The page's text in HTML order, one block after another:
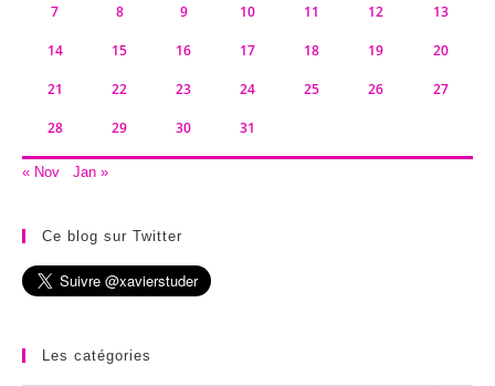
7 8 9 10 11 12 13
14 15 16 17 18 19 20
21 22 23 24 25 26 27
28 29 30 31
« Nov Jan »
Ce blog sur Twitter
Les catégories